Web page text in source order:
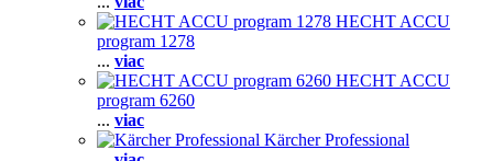
HECHT ACCU
program 1278
... viac
HECHT ACCU
program 6260
... viac
Kärcher Professional